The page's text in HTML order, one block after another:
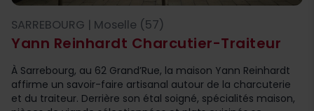
Yann Reinhardt Charcutier-Traiteur
SARREBOURG | Moselle (57)
À Sarrebourg, au 62 Grand’Rue, la maison Yann Reinhardt
affirme un savoir-faire artisanal autour de la charcuterie
et du traiteur. Derrière son étal soigné, spécialités maison,